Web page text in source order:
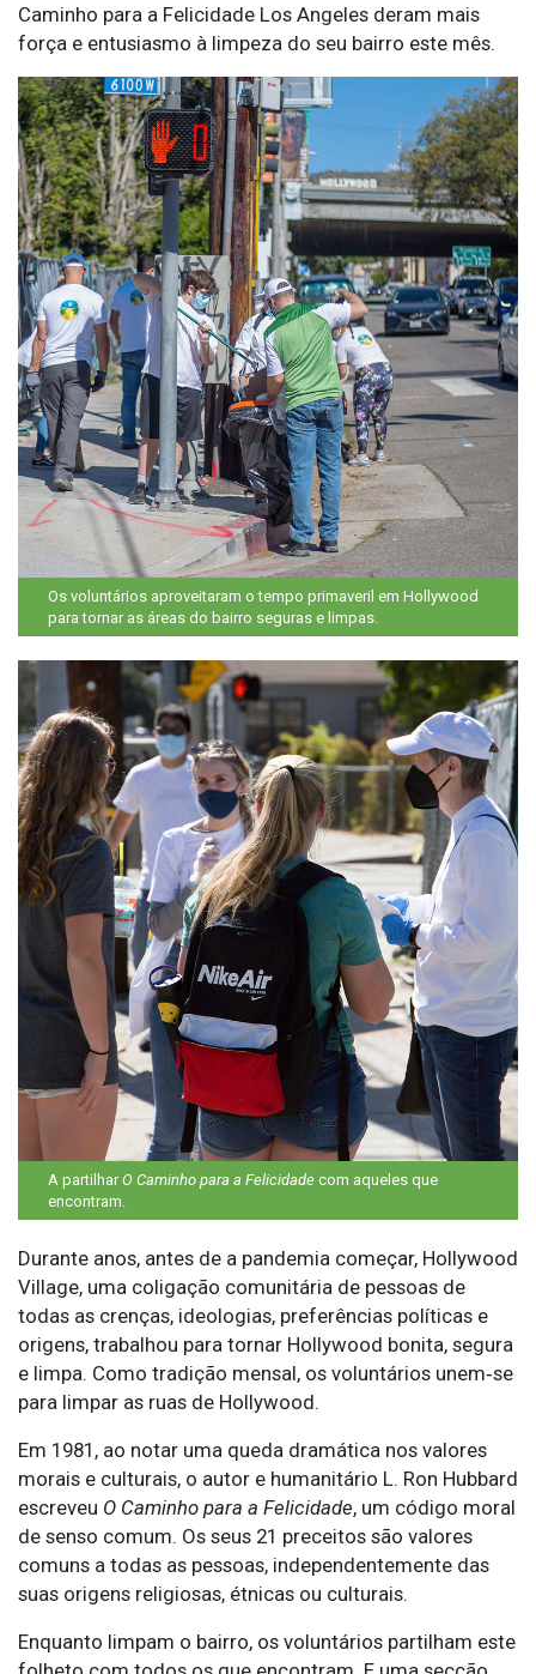
Caminho para a Felicidade Los Angeles deram mais
força e entusiasmo à limpeza do seu bairro este mês.
Os voluntários aproveitaram o tempo primaveril em Hollywood
para tornar as áreas do bairro seguras e limpas.
A partilharO Caminho para a Felicidade com aqueles que
encontram.
Durante anos, antes de a pandemia começar, Hollywood
Village, uma coligação comunitária de pessoas de
todas as crenças, ideologias, preferências políticas e
origens, trabalhou para tornar Hollywood bonita, segura
e limpa. Como tradição mensal, os voluntários unem‑se
para limpar as ruas de Hollywood.
Em 1981, ao notar uma queda dramática nos valores
morais e culturais, o autor e humanitário L. Ron Hubbard
escreveu O Caminho para a Felicidade, um código moral
de senso comum. Os seus 21 preceitos são valores
comuns a todas as pessoas, independentemente das
suas origens religiosas, étnicas ou culturais.
Enquanto limpam o bairro, os voluntários partilham este